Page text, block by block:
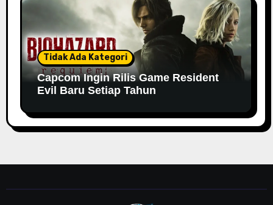
Tidak Ada Kategori
Capcom Ingin Rilis Game Resident
Evil Baru Setiap Tahun